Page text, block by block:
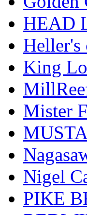
HEAD
Heller's
King
Mister
Nigel
PIKE